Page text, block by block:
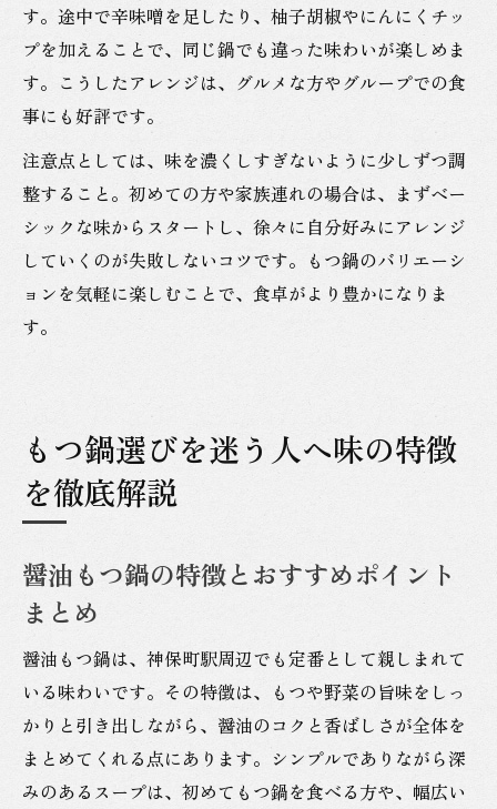
す。途中で辛味噌を足したり、柚子胡椒やにんにくチッ
プを加えることで、同じ鍋でも違った味わいが楽しめま
す。こうしたアレンジは、グルメな方やグループでの食
事にも好評です。
注意点としては、味を濃くしすぎないように少しずつ調
整すること。初めての方や家族連れの場合は、まずベー
シックな味からスタートし、徐々に自分好みにアレンジ
していくのが失敗しないコツです。もつ鍋のバリエーシ
ョンを気軽に楽しむことで、食卓がより豊かになりま
す。
もつ鍋選びを迷う人へ味の特徴
を徹底解説
醤油もつ鍋の特徴とおすすめポイント
まとめ
醤油もつ鍋は、神保町駅周辺でも定番として親しまれて
いる味わいです。その特徴は、もつや野菜の旨味をしっ
かりと引き出しながら、醤油のコクと香ばしさが全体を
まとめてくれる点にあります。シンプルでありながら深
みのあるスープは、初めてもつ鍋を食べる方や、幅広い